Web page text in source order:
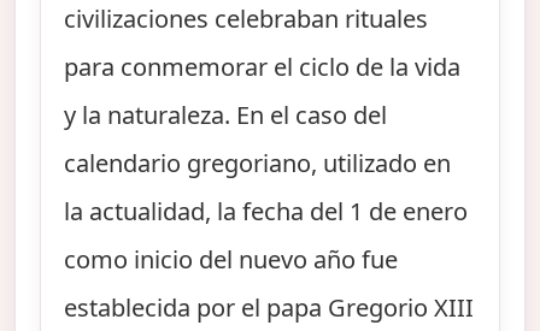
civilizaciones celebraban rituales
para conmemorar el ciclo de la vida
y la naturaleza. En el caso del
calendario gregoriano, utilizado en
la actualidad, la fecha del 1 de enero
como inicio del nuevo año fue
establecida por el papa Gregorio XIII